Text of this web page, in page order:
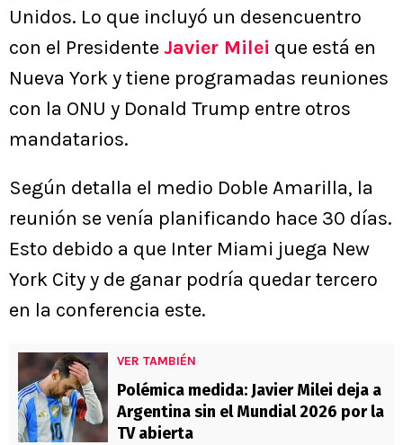
Unidos. Lo que incluyó un desencuentro
con el Presidente Javier Milei que está en
Nueva York y tiene programadas reuniones
con la ONU y Donald Trump entre otros
mandatarios.
Según detalla el medio Doble Amarilla, la
reunión se venía planificando hace 30 días.
Esto debido a que Inter Miami juega New
York City y de ganar podría quedar tercero
en la conferencia este.
VER TAMBIÉN
Polémica medida: Javier Milei deja a
Argentina sin el Mundial 2026 por la
TV abierta